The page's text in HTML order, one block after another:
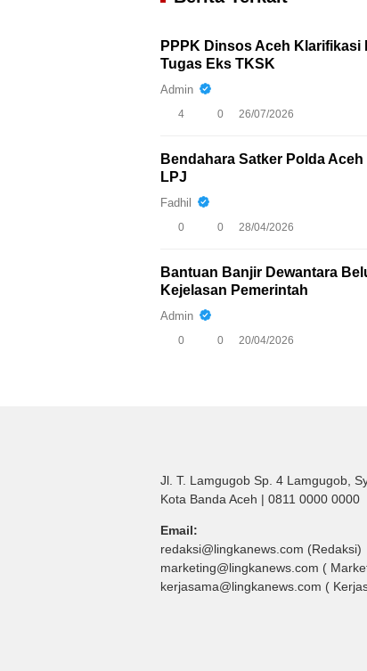
PPPK Dinsos Aceh
Tugas Eks TKSK
Admin
4 0 26/07/2026
Bendahara Satker Polda
LPJ
Fadhil
0 0 28/04/2026
Bantuan Banjir Dewantara
Kejelasan Pemerintah
Admin
0 0 20/04/2026
Jl. T. Lamgugob Sp. 4 Lamgugob,
Kota Banda Aceh | 0811 0000 0000
Email:
redaksi@lingkanews.com (Redaksi)
marketing@lingkanews.com (
kerjasama@lingkanews.com (